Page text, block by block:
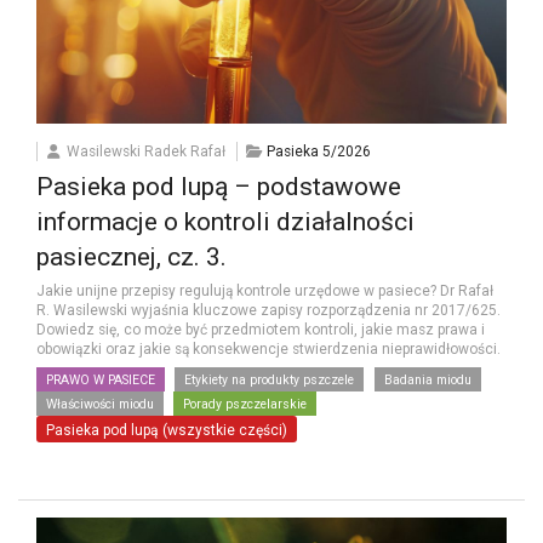
Wasilewski Radek Rafał Pasieka 5/2026
Pasieka pod lupą – podstawowe
informacje o kontroli działalności
pasiecznej, cz. 3.
Jakie unijne przepisy regulują kontrole urzędowe w pasiece? Dr Rafał
R. Wasilewski wyjaśnia kluczowe zapisy rozporządzenia nr 2017/625.
Dowiedz się, co może być przedmiotem kontroli, jakie masz prawa i
obowiązki oraz jakie są konsekwencje stwierdzenia nieprawidłowości.
PRAWO W PASIECE Etykiety na produkty pszczele
Badania miodu
Właściwości miodu
Porady pszczelarskie
Pasieka pod lupą (wszystkie części)